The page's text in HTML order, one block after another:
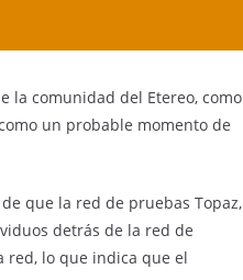
la comunidad del Etereo, como
un probable momento de
que la red de pruebas Topaz,
detrás de la red de
red, lo que indica que el